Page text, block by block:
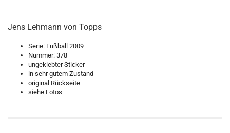
Jens Lehmann von Topps
Serie: Fußball 2009
Nummer: 378
ungeklebter Sticker
in sehr gutem Zustand
original Rückseite
siehe Fotos